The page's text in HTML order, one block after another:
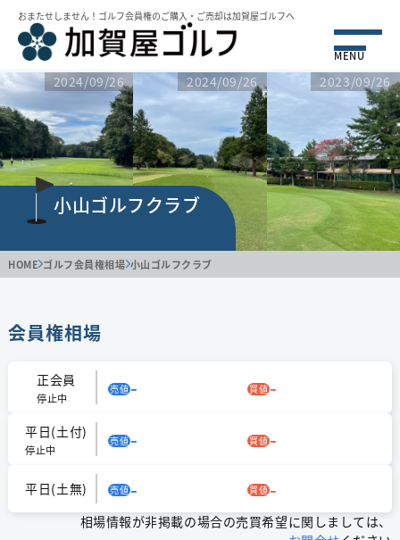
おまたせしません！ゴルフ会員権のご購⼊・ご売却は加賀屋ゴルフへ
MENU
2024/09/26 2024/09/26 2023/09/26
小山ゴルフクラブ
HOME ゴルフ会員権相場 小山ゴルフクラブ
会員権相場
正会員
停止中
売値- 買値-
平日(土付)
停止中
売値- 買値-
平日(土無) 売値- 買値-
相場情報が非掲載の場合の売買希望に関しましては、